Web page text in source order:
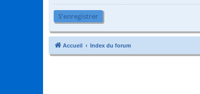
S’enregistrer
Accueil Index du forum